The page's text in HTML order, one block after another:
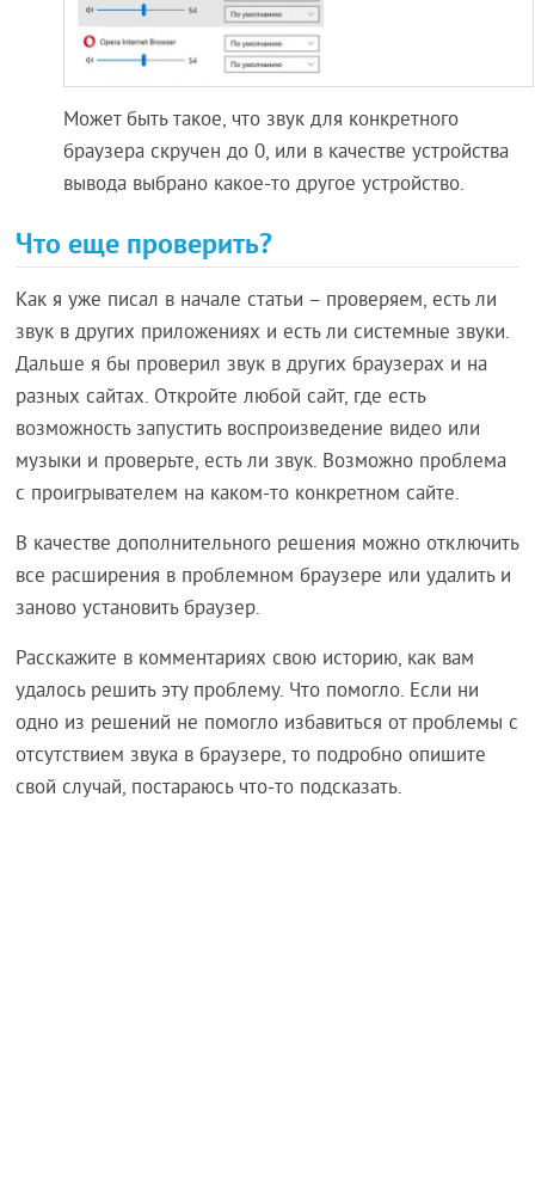
Может быть такое, что звук для конкретного
браузера скручен до 0, или в качестве устройства
вывода выбрано какое-то другое устройство.
Что еще проверить?
Как я уже писал в начале статьи – проверяем, есть ли
звук в других приложениях и есть ли системные звуки.
Дальше я бы проверил звук в других браузерах и на
разных сайтах. Откройте любой сайт, где есть
возможность запустить воспроизведение видео или
музыки и проверьте, есть ли звук. Возможно проблема
с проигрывателем на каком-то конкретном сайте.
В качестве дополнительного решения можно отключить
все расширения в проблемном браузере или удалить и
заново установить браузер.
Расскажите в комментариях свою историю, как вам
удалось решить эту проблему. Что помогло. Если ни
одно из решений не помогло избавиться от проблемы с
отсутствием звука в браузере, то подробно опишите
свой случай, постараюсь что-то подсказать.